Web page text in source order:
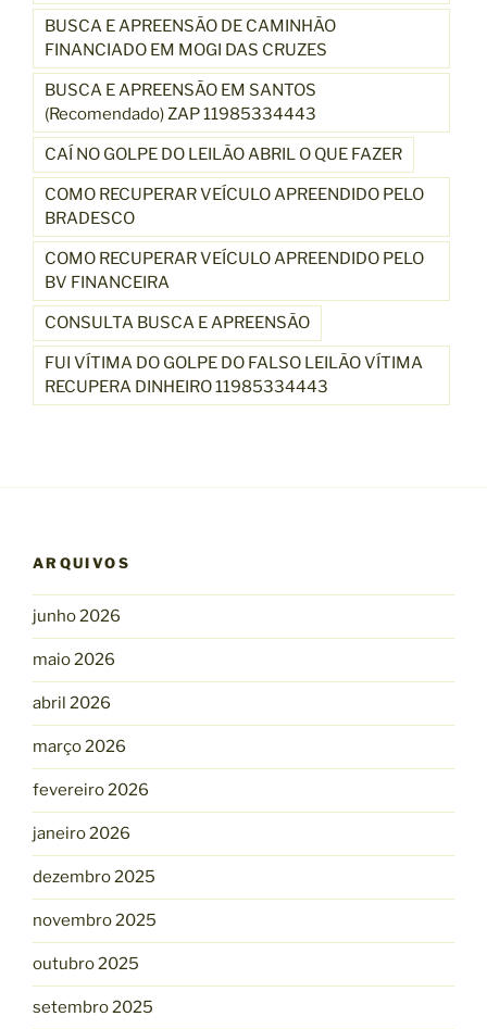
BUSCA E APREENSÃO DE CAMINHÃO
FINANCIADO EM MOGI DAS CRUZES
BUSCA E APREENSÃO EM SANTOS
(Recomendado) ZAP 11985334443
CAÍ NO GOLPE DO LEILÃO ABRIL O QUE FAZER
COMO RECUPERAR VEÍCULO APREENDIDO PELO
BRADESCO
COMO RECUPERAR VEÍCULO APREENDIDO PELO
BV FINANCEIRA
CONSULTA BUSCA E APREENSÃO
FUI VÍTIMA DO GOLPE DO FALSO LEILÃO VÍTIMA
RECUPERA DINHEIRO 11985334443
ARQUIVOS
junho 2026
maio 2026
abril 2026
março 2026
fevereiro 2026
janeiro 2026
dezembro 2025
novembro 2025
outubro 2025
setembro 2025